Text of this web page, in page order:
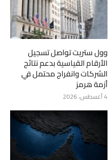
وول ستريت تواصل تسجيل
الأرقام القياسية بدعم نتائج
الشركات وانفراج محتمل في
أزمة هرمز
4 أغسطس، 2026